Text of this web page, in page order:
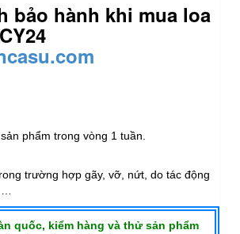
bảo hành khi mua loa
phẩm trong vòng 1 tuần.
trường hợp gãy, vỡ, nứt, do tác động
quốc, kiểm hàng và thử sản phẩm